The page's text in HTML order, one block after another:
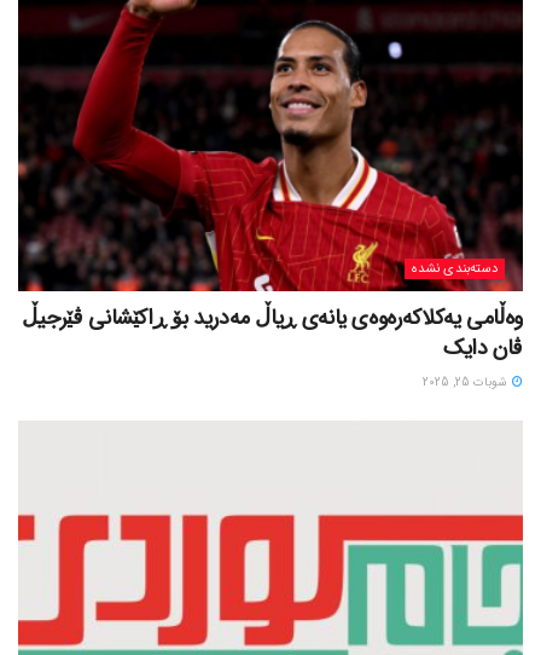
دسته‌بندی نشده
وەڵامی یەکلاکەرەوەی یانەی ڕیاڵ مەدرید بۆ ڕاکێشانی ڤێرجیڵ
ڤان دایک
شوبات 25, 2025